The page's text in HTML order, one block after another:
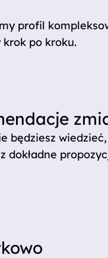
profil
krok po kroku.
będziesz
dokładne